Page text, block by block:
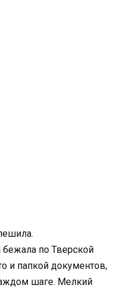
бежала по Тверской
и папкой документов,
шаге. Мелкий